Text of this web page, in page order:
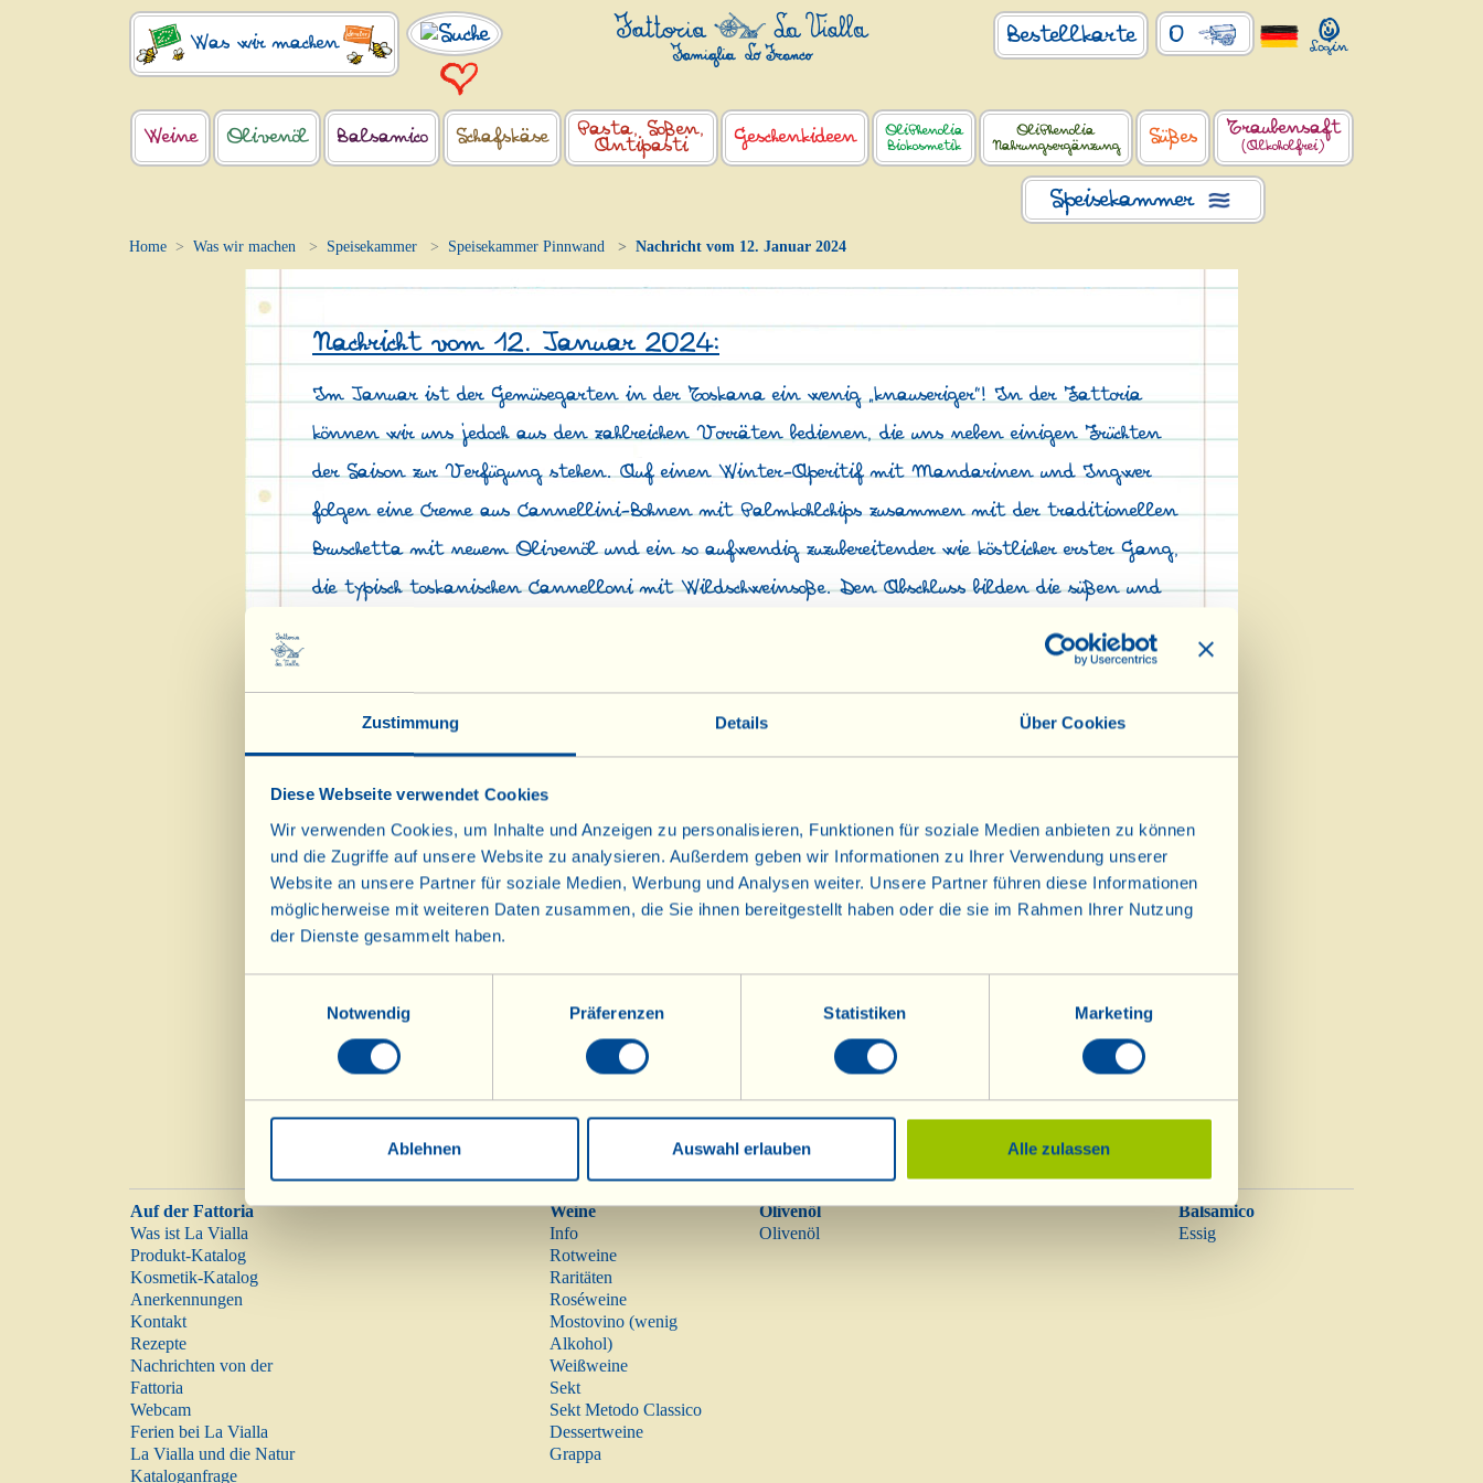
Zustimmung Details Über Cookies
Diese Webseite verwendet Cookies
Wir verwenden Cookies, um Inhalte und Anzeigen zu personalisieren, Funktionen für soziale Medien anbieten zu können
und die Zugriffe auf unsere Website zu analysieren. Außerdem geben wir Informationen zu Ihrer Verwendung unserer
Website an unsere Partner für soziale Medien, Werbung und Analysen weiter. Unsere Partner führen diese Informationen
möglicherweise mit weiteren Daten zusammen, die Sie ihnen bereitgestellt haben oder die sie im Rahmen Ihrer Nutzung
der Dienste gesammelt haben.
Notwendig
Präferenzen Statistiken Marketing
Ablehnen Auswahl erlauben Alle zulassen
Was wir machen 0
Bestellkarte
Weine Olivenöl Balsamico Schafskäse
Pasta, Soßen,
Antipasti
Geschenkideen
OliPhenolia
Biokosmetik
OliPhenolia
Nahrungsergänzung
Süßes Traubensaft
(Alkoholfrei)
Speisekammer
Home Was wir machen Speisekammer Speisekammer Pinnwand Nachricht vom 12. Januar 2024
Nachricht vom 12. Januar 2024:
Im Januar ist der Gemüsegarten in der Toskana ein wenig „knauseriger”! In der Fattoria
können wir uns jedoch aus den zahlreichen Vorräten bedienen, die uns neben einigen Früchten
der Saison zur Verfügung stehen. Auf einen Winter-Aperitif mit Mandarinen und Ingwer
folgen eine Creme aus Cannellini-Bohnen mit Palmkohlchips zusammen mit der traditionellen
Bruschetta mit neuem Olivenöl und ein so aufwendig zuzubereitender wie köstlicher erster Gang,
die typisch toskanischen Cannelloni mit Wildschweinsoße. Den Abschluss bilden die süßen und
Hiergeht es zu den Januar-Rezepten:
Auf der Fattoria
Was ist La Vialla
Produkt-Katalog
Kosmetik-Katalog
Anerkennungen
Kontakt
Rezepte
Nachrichten von der
Fattoria
Webcam
Ferien bei La Vialla
La Vialla und die Natur
Kataloganfrage
Weine
Info
Rotweine
Raritäten
Roséweine
Mostovino (wenig
Alkohol)
Weißweine
Sekt
Sekt Metodo Classico
Dessertweine
Grappa
Olivenöl
Olivenöl
Balsamico
Essig